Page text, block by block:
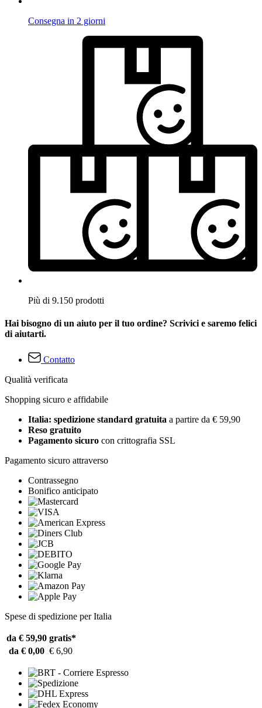
Consegna in 2 giorni
Più di 9.150 prodotti
Hai bisogno di un aiuto per il tuo ordine? Scrivici e saremo felici
di aiutarti.
Contatto
Qualità verificata
Shopping sicuro e affidabile
Italia: spedizione standard gratuita a partire da € 59,90
Reso gratuito
Pagamento sicuro con crittografia SSL
Pagamento sicuro attraverso
Contrassegno
Bonifico anticipato
Spese di spedizione per Italia
da € 59,90 gratis*
da € 0,00 € 6,90